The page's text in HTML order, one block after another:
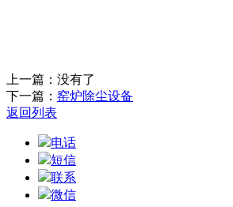
上一篇：没有了
下一篇： 窑炉除尘设备
返回列表
电话
短信
联系
微信